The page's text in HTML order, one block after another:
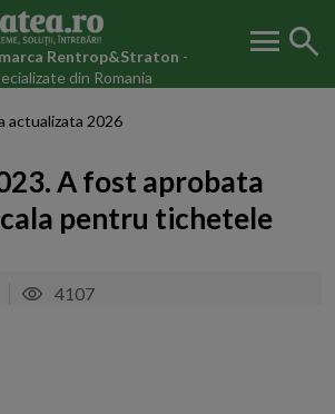
Rentrop&Straton -
din Romania
menu search
actualizata 2026
A fost aprobata
pentru tichetele
4107